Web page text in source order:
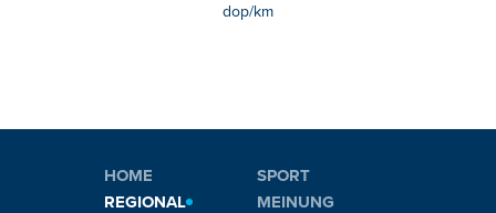
dop/km
HOME
REGIONAL
SPORT
MEINUNG